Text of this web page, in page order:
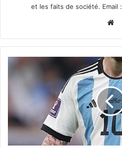
et les faits de société. Email :